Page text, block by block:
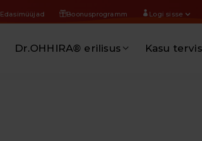
Edasimüüjad Boonusprogramm Logi sisse
Dr.OHHIRA® erilisus Kasu